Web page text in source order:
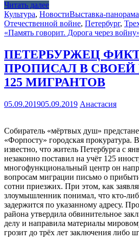
Читать далее
Культура, НовостиВыставка-
Отечественной войне, Петербург,
«Память говорит. Дорога через
ПЕТЕРБУРЖЕЦ
ПРОПИСАЛ В СВОЕЙ
125 МИГРАНТОВ
05.09.201905.09.2019 Анастасия
Собиратель «мёртвых душ»
«Форпосту» городская прокуратура.
известно, что житель Петербурга с
незаконно поставил на учёт 125
многофункциональный центр он
вопросам миграции письмо о
сотни приезжих. При этом, как
злоумышленник понимал, что кто-
задержится по указанному адресу.
района утвердила обвинительное
делу и направила материалы
грозит до трёх лет заключения либо